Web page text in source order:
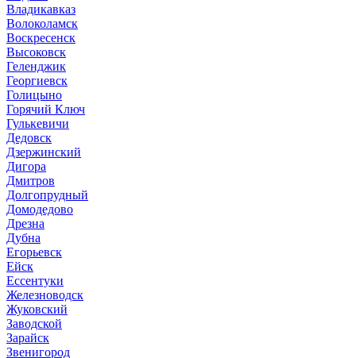
Владикавказ
Волоколамск
Воскресенск
Высоковск
Геленджик
Георгиевск
Голицыно
Горячий Ключ
Гулькевичи
Дедовск
Дзержинский
Дигора
Дмитров
Долгопрудный
Домодедово
Дрезна
Дубна
Егорьевск
Ейск
Ессентуки
Железноводск
Жуковский
Заводской
Зарайск
Звенигород